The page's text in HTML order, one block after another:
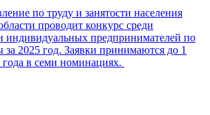
по труду и занятости населения
проводит конкурс среди
индивидуальных предпринимателей по
за 2025 год. Заявки принимаются до 1
года в семи номинациях.